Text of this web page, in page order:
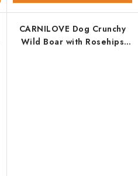
CARNILOVE Dog Crunchy
Wild Boar with Rosehips